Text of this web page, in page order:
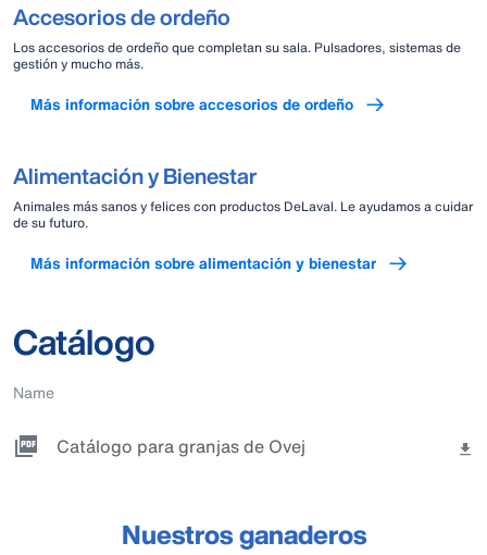
Accesorios de ordeño
Los accesorios de ordeño que completan su sala. Pulsadores, sistemas de
gestión y mucho más.
Más información sobre accesorios de ordeño
Alimentación y Bienestar
Animales más sanos y felices con productos DeLaval. Le ayudamos a cuidar
de su futuro.
Más información sobre alimentación y bienestar
Catálogo
Name
Catálogo para granjas de Ovejas y Cabras.pdf
Nuestros ganaderos